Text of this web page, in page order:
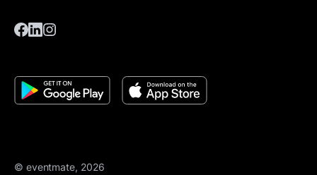
© eventmate, 2026